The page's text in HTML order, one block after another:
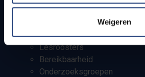
Weigeren
Jobs
Lesroosters
Bereikbaarheid
Onderzoeksgroepen